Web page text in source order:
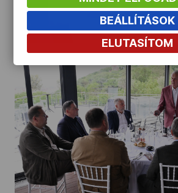
BEÁLLÍTÁSOK
ELUTASÍTOM